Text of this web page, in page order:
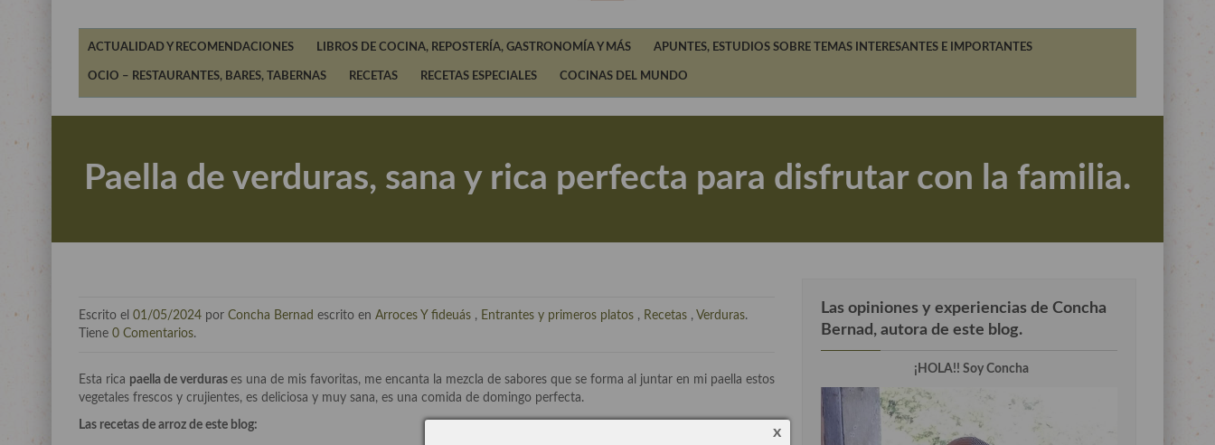
ACTUALIDAD Y RECOMENDACIONES LIBROS DE COCINA, REPOSTERÍA, GASTRONOMÍA Y MÁS APUNTES, ESTUDIOS SOBRE TEMAS INTERESANTES E IMPORTANTES
OCIO – RESTAURANTES, BARES, TABERNAS RECETAS RECETAS ESPECIALES COCINAS DEL MUNDO
Paella de verduras, sana y rica perfecta para disfrutar con la familia.
Escrito el 01/05/2024 por Concha Bernad escrito en Arroces Y fideuás , Entrantes y primeros platos , Recetas , Verduras.
Tiene 0 Comentarios.
Esta rica paella de verduras es una de mis favoritas, me encanta la mezcla de sabores que se forma al juntar en mi paella estos
vegetales frescos y crujientes, es deliciosa y muy sana, es una comida de domingo perfecta.
Las recetas de arroz de este blog:
Las opiniones y experiencias de Concha
Bernad, autora de este blog.
¡HOLA!! Soy Concha
x